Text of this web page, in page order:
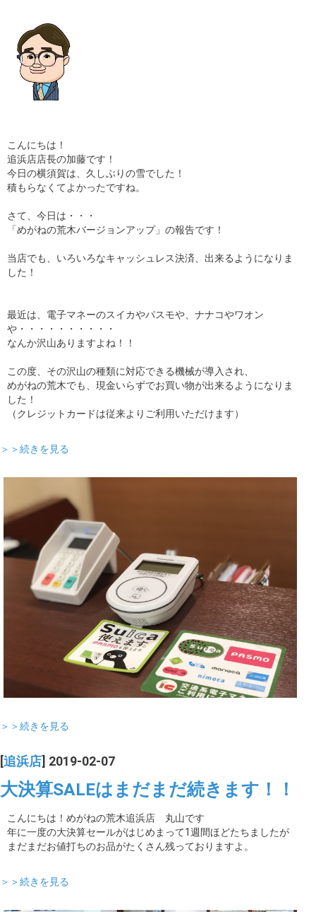
こんにちは！
追浜店店長の加藤です！
今日の横須賀は、久しぶりの雪でした！
積もらなくてよかったですね。
さて、今日は・・・
「めがねの荒木バージョンアップ」の報告です！
当店でも、いろいろなキャッシュレス決済、出来るようになりま
した！
最近は、電子マネーのスイカやパスモや、ナナコやワオン
や・・・・・・・・・・
なんか沢山ありますよね！！
この度、その沢山の種類に対応できる機械が導入され、
めがねの荒木でも、現金いらずでお買い物が出来るようになりま
した！
（クレジットカードは従来よりご利用いただけます）
＞＞続きを見る
＞＞続きを見る
追浜店 ] 2019-02-07
大決算SALEはまだまだ続きます！！
こんにちは！めがねの荒木追浜店 丸山です
年に一度の大決算セールがはじめまって1週間ほどたちましたが
まだまだお値打ちのお品がたくさん残っておりますよ。
＞＞続きを見る